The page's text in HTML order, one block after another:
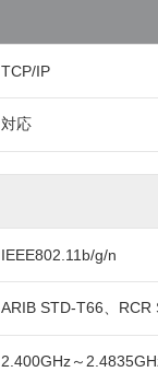
TCP/IP
対応
IEEE802.11b/g/n
ARIB STD-T66、RCR
2.400GHz～